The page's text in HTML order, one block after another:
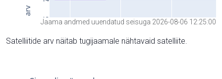
Jaama andmed uuendatud seisuga 2026-08-06 12:25:00
Satelliitide arv näitab tugijaamale nähtavaid satelliite.